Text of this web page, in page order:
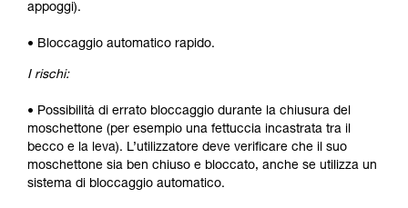
appoggi).
• Bloccaggio automatico rapido.
I rischi:
• Possibilità di errato bloccaggio durante la chiusura del
moschettone (per esempio una fettuccia incastrata tra il
becco e la leva). L’utilizzatore deve verificare che il suo
moschettone sia ben chiuso e bloccato, anche se utilizza un
sistema di bloccaggio automatico.